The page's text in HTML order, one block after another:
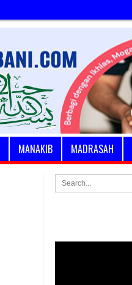
MANAKIB MADRASAH